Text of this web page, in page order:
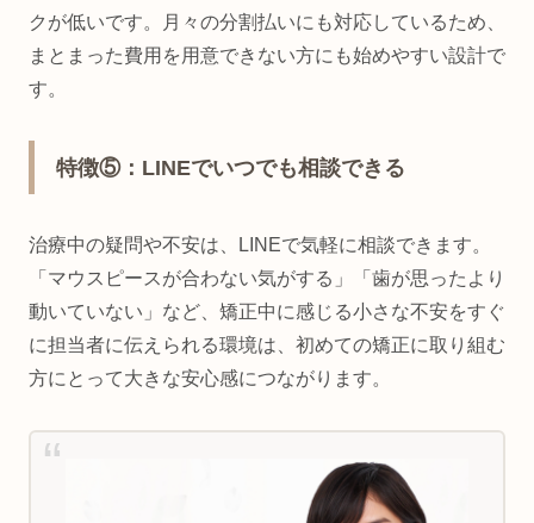
クが低いです。月々の分割払いにも対応しているため、
まとまった費用を用意できない方にも始めやすい設計で
す。
特徴⑤：LINEでいつでも相談できる
治療中の疑問や不安は、LINEで気軽に相談できます。
「マウスピースが合わない気がする」「歯が思ったより
動いていない」など、矯正中に感じる小さな不安をすぐ
に担当者に伝えられる環境は、初めての矯正に取り組む
方にとって大きな安心感につながります。